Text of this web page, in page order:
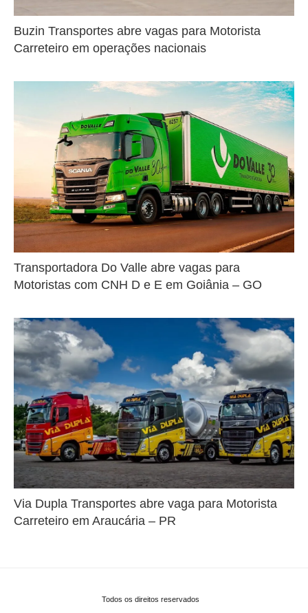
Buzin Transportes abre vagas para Motorista
Carreteiro em operações nacionais
Transportadora Do Valle abre vagas para
Motoristas com CNH D e E em Goiânia – GO
Via Dupla Transportes abre vaga para Motorista
Carreteiro em Araucária – PR
Todos os direitos reservados